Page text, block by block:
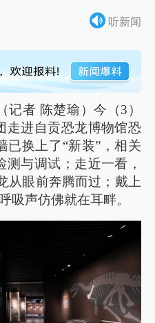
听新闻
记者 陈楚瑜）今（3）
走进自贡恐龙博物馆恐
已换上了“新装”，相关
与调试；走近一看，
从眼前奔腾而过；戴上
吸声仿佛就在耳畔。